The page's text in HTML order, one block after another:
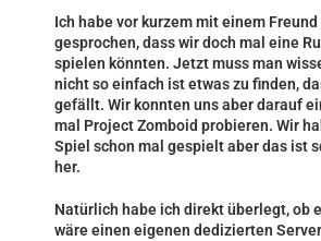
Ich habe vor kurzem mit einem
gesprochen, dass wir doch mal eine
spielen könnten. Jetzt muss man
nicht so einfach ist etwas zu finden,
gefällt. Wir konnten uns aber darauf
mal Project Zomboid probieren. Wir
Spiel schon mal gespielt aber das ist
her.
Natürlich habe ich direkt überlegt, ob
wäre einen eigenen dedizierten